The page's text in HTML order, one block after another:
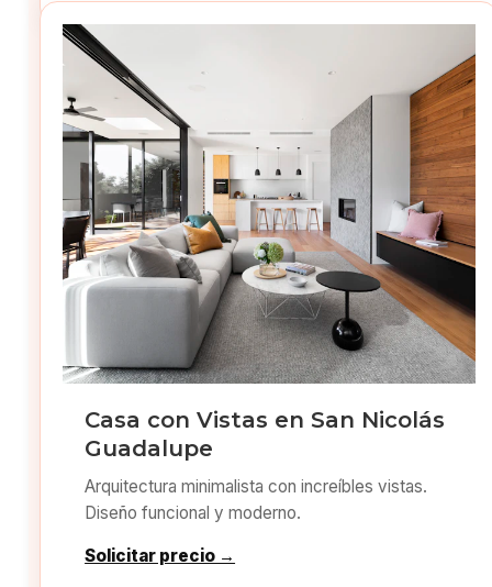
Casa con Vistas en San Nicolás
Guadalupe
Arquitectura minimalista con increíbles vistas.
Diseño funcional y moderno.
Solicitar precio →